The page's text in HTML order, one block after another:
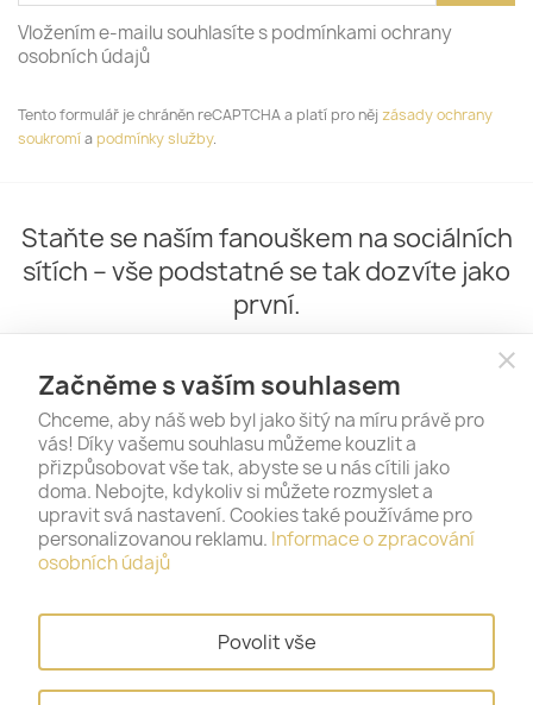
Vložením e-mailu souhlasíte s podmínkami ochrany
osobních údajů
Tento formulář je chráněn reCAPTCHA a platí pro něj zásady ochrany
soukromía podmínky služby.
Staňte se naším fanouškem na sociálních
sítích – vše podstatné se tak dozvíte jako
první.
PRODUKTY
NAŠE SPOLEČNOST 

close
Začněme s vaším souhlasem
Chceme, aby náš web byl jako šitý na míru právě pro
vás! Díky vašemu souhlasu můžeme kouzlit a
přizpůsobovat vše tak, abyste se u nás cítili jako
doma. Nebojte, kdykoliv si můžete rozmyslet a
upravit svá nastavení. Cookies také používáme pro
personalizovanou reklamu. Informace o zpracování
osobních údajů
Povolit vše